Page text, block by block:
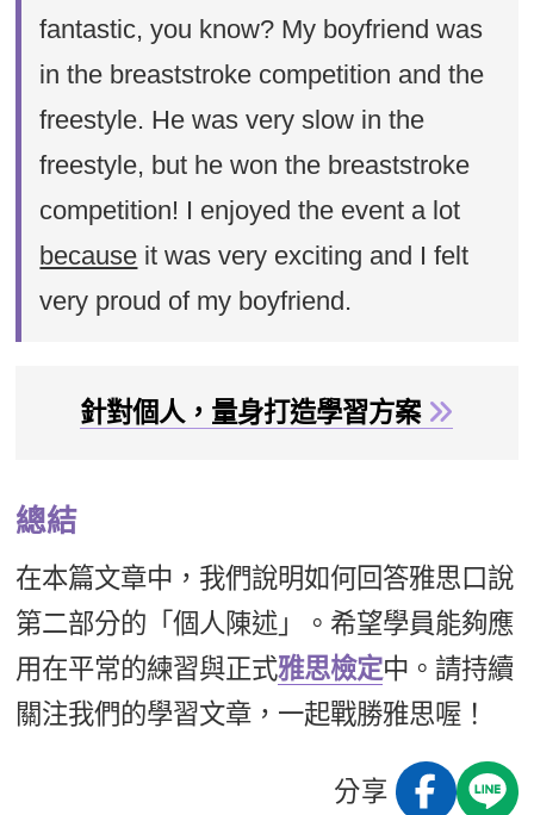
fantastic, you know? My boyfriend was
in the breaststroke competition and the
freestyle. He was very slow in the
freestyle, but he won the breaststroke
competition! I enjoyed the event a lot
because it was very exciting and I felt
very proud of my boyfriend.
針對個人，量身打造學習方案
總結
在本篇文章中，我們說明如何回答雅思口說
第二部分的「個人陳述」。希望學員能夠應
用在平常的練習與正式雅思檢定中。請持續
關注我們的學習文章，一起戰勝雅思喔！
分享